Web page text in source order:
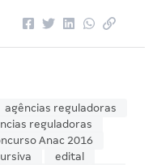
agências reguladoras
reguladoras
Anac 2016
edital